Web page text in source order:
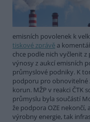
emisních povolenek k
tiskové zprávě a
chce podle nich vyčlenit
výnosy z aukcí emisních
průmyslové podniky. K
podporu pro obnovitelné
korun. MŽP v reakci ČTK
průmyslu byla součástí
že podpora OZE
výrobny energie, tak